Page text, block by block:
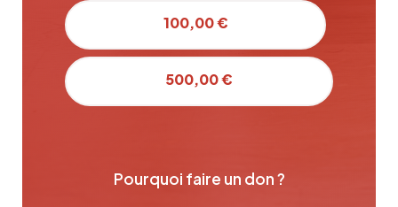
100,00 €
500,00 €
Pourquoi faire un don ?